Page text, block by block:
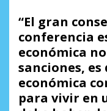
“El gran
conferencia
económica
sanciones,
económica
para vivir en